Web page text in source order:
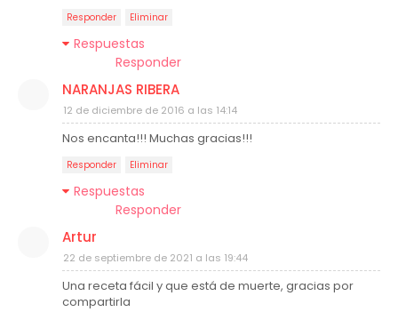
Responder Eliminar
Respuestas
Responder
NARANJAS RIBERA
12 de diciembre de 2016 a las 14:14
Nos encanta!!! Muchas gracias!!!
Responder Eliminar
Respuestas
Responder
Artur
22 de septiembre de 2021 a las 19:44
Una receta fácil y que está de muerte, gracias por
compartirla